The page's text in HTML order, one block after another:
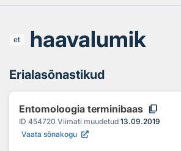
et haavalumik
Erialasõnastikud
Entomoloogia terminibaas content_copy
ID 454720 Viimati muudetud 13.09.2019
Vaata sõnakogu